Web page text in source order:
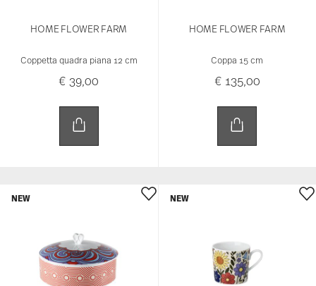
HOME FLOWER FARM
Coppetta quadra piana 12 cm
€ 39,00
HOME FLOWER FARM
Coppa 15 cm
€ 135,00
NEW NEW